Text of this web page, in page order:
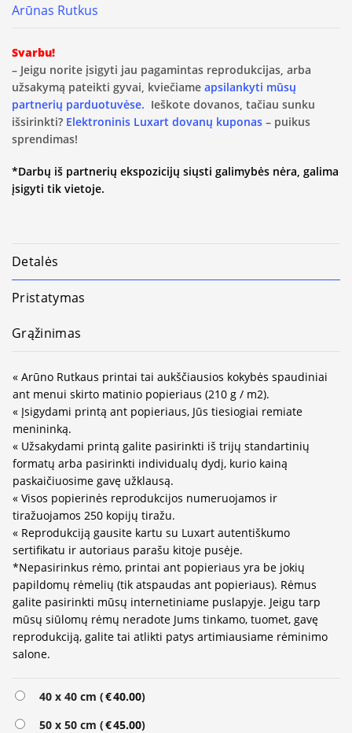
Arūnas Rutkus
Svarbu!
– Jeigu norite įsigyti jau pagamintas reprodukcijas, arba
užsakymą pateikti gyvai, kviečiame apsilankyti mūsų
partnerių parduotuvėse. Ieškote dovanos, tačiau sunku
išsirinkti? Elektroninis Luxart dovanų kuponas – puikus
sprendimas!
*Darbų iš partnerių ekspozicijų siųsti galimybės nėra, galima
įsigyti tik vietoje.
Detalės
Pristatymas
Grąžinimas
« Arūno Rutkaus printai tai aukščiausios kokybės spaudiniai
ant menui skirto matinio popieriaus (210 g / m2).
« Įsigydami printą ant popieriaus, Jūs tiesiogiai remiate
menininką.
« Užsakydami printą galite pasirinkti iš trijų standartinių
formatų arba pasirinkti individualų dydį, kurio kainą
paskaičiuosime gavę užklausą.
« Visos popierinės reprodukcijos numeruojamos ir
tiražuojamos 250 kopijų tiražu.
« Reprodukciją gausite kartu su Luxart autentiškumo
sertifikatu ir autoriaus parašu kitoje pusėje.
*Nepasirinkus rėmo, printai ant popieriaus yra be jokių
papildomų rėmelių (tik atspaudas ant popieriaus). Rėmus
galite pasirinkti mūsų internetiniame puslapyje. Jeigu tarp
mūsų siūlomų rėmų neradote Jums tinkamo, tuomet, gavę
reprodukciją, galite tai atlikti patys artimiausiame rėminimo
salone.
40 x 40 cm (€40.00)
50 x 50 cm (€45.00)
Alternative: